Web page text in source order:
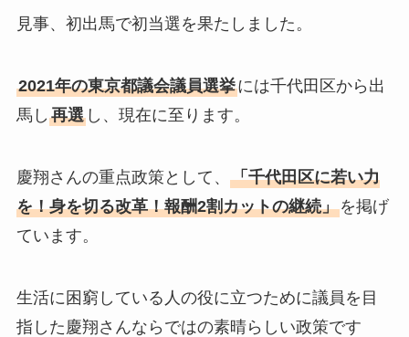
見事、初出馬で初当選を果たしました。
2021年の東京都議会議員選挙には千代田区から出
馬し 再選し、現在に至ります。
慶翔さんの重点政策として、 「千代田区に若い力
を！身を切る改革！報酬2割カットの継続」を掲げ
ています。
生活に困窮している人の役に立つために議員を目
指した慶翔さんならではの素晴らしい政策です